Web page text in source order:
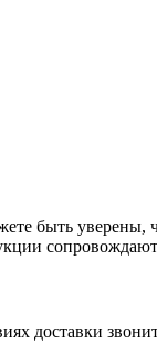
быть
доставки